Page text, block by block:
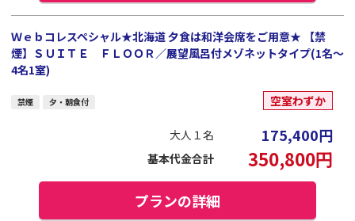
Ｗｅｂコレスペシャル★北海道 夕食は和洋会席をご用意★ 【禁
煙】ＳＵＩＴＥ ＦＬＯＯＲ／展望風呂付メゾネットタイプ(1名～
4名1室)
禁煙 夕・朝食付 空室わずか
大人１名 175,400円
基本代金合計 350,800円
プランの詳細